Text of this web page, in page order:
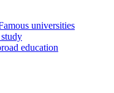
universities
education